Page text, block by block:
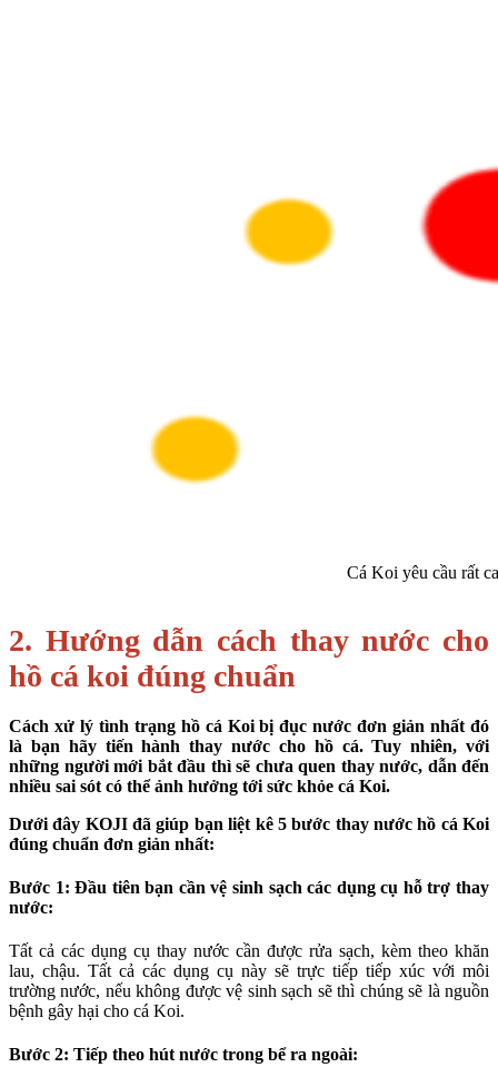
Cá Koi yêu cầu rất
2. Hướng dẫn cách thay nước cho
hồ cá koi đúng chuẩn
Cách xử lý tình trạng hồ cá Koi bị đục nước đơn giản nhất đó
là bạn hãy tiến hành thay nước cho hồ cá. Tuy nhiên, với
những người mới bắt đầu thì sẽ chưa quen thay nước, dẫn đến
nhiều sai sót có thể ảnh hưởng tới sức khỏe cá Koi.
Dưới đây KOJI đã giúp bạn liệt kê 5 bước thay nước hồ cá Koi
đúng chuẩn đơn giản nhất:
Bước 1: Đầu tiên bạn cần vệ sinh sạch các dụng cụ hỗ trợ thay
nước:
Tất cả các dụng cụ thay nước cần được rửa sạch, kèm theo khăn
lau, chậu. Tất cả các dụng cụ này sẽ trực tiếp tiếp xúc với môi
trường nước, nếu không được vệ sinh sạch sẽ thì chúng sẽ là nguồn
bệnh gây hại cho cá Koi.
Bước 2: Tiếp theo hút nước trong bể ra ngoài: